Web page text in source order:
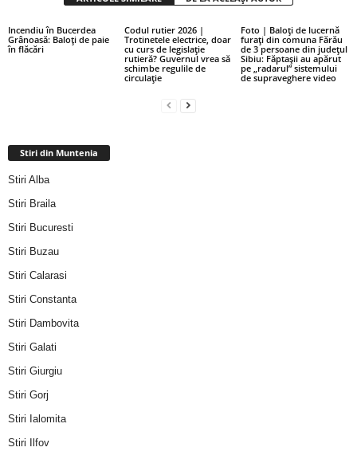
Incendiu în Bucerdea
Grânoasă: Baloți de paie
în flăcări
Codul rutier 2026 |
Trotinetele electrice, doar
cu curs de legislație
rutieră? Guvernul vrea să
schimbe regulile de
circulație
Foto | Baloți de lucernă
furați din comuna Fărău
de 3 persoane din județul
Sibiu: Făptașii au apărut
pe „radarul” sistemului
de supraveghere video
Stiri din Muntenia
Stiri Alba
Stiri Braila
Stiri Bucuresti
Stiri Buzau
Stiri Calarasi
Stiri Constanta
Stiri Dambovita
Stiri Galati
Stiri Giurgiu
Stiri Gorj
Stiri Ialomita
Stiri Ilfov